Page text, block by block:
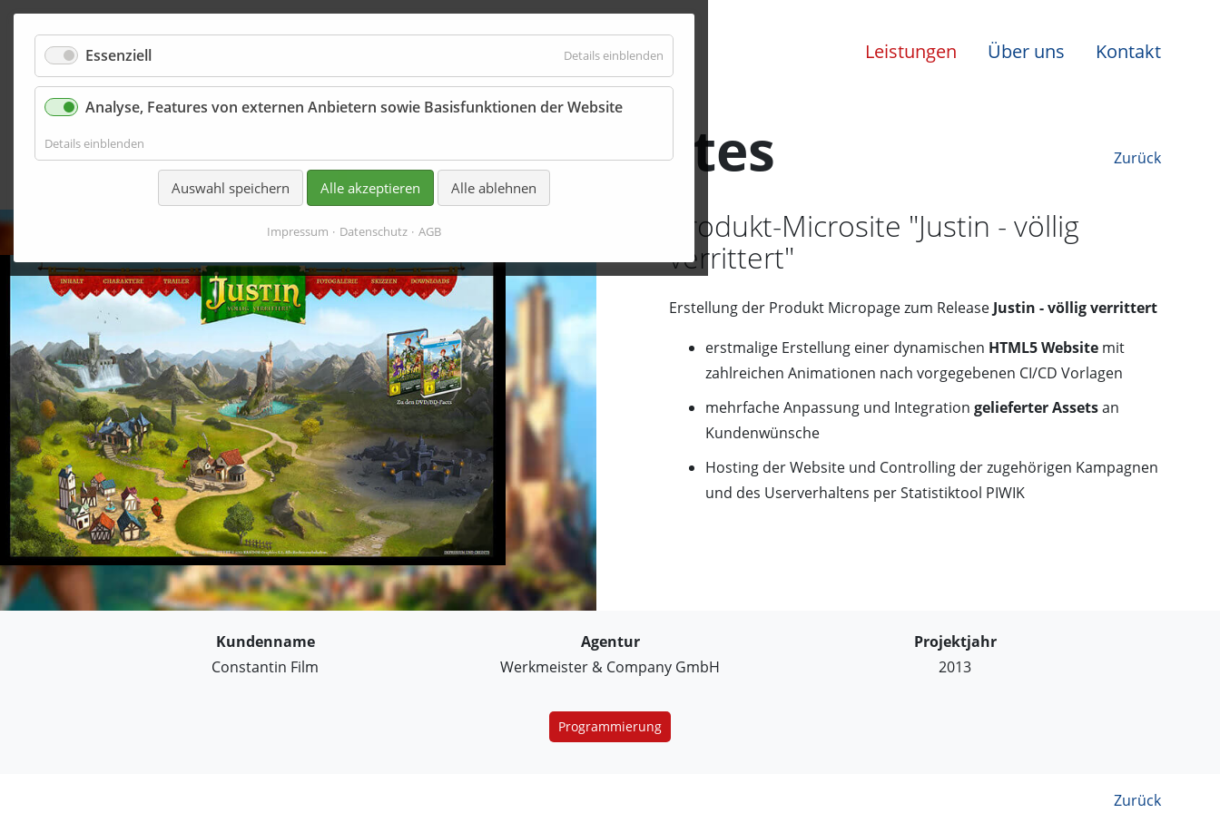
Essenziell Details einblenden
Essenziell
Analyse, Features von externen Anbietern sowie Basisfunktionen der Website
Details einblenden
Analyse,
Features
externen
Basisfunktionen
der
Website
Auswahl speichern Alle akzeptieren Alle ablehnen
Impressum Datenschutz AGB
Leistungen Über uns Kontakt
Onlineshops und Websites Zurück
Produkt-Microsite "Justin - völlig
verrittert"
Erstellung der Produkt Micropage zum Release Justin - völlig verrittert
erstmalige Erstellung einer dynamischen HTML5 Website mit
zahlreichen Animationen nach vorgegebenen CI/CD Vorlagen
mehrfache Anpassung und Integration gelieferter Assetsan
Kundenwünsche
Hosting der Website und Controlling der zugehörigen Kampagnen
und des Userverhaltens per Statistiktool PIWIK
Kundenname
Constantin Film
Agentur
Werkmeister & Company GmbH
Projektjahr
2013
Programmierung
Zurück